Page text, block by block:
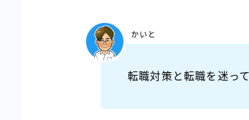
転職対策と転職を迷っ
かいと